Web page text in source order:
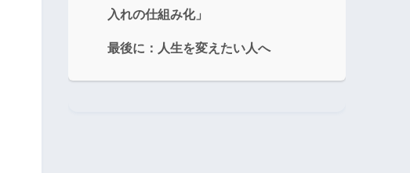
入れの仕組み化」
最後に：人生を変えたい人へ